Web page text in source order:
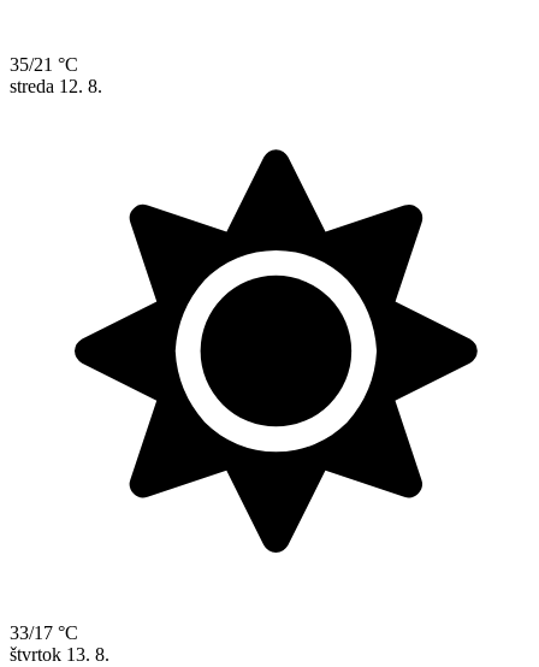
35/21 °C
streda 12. 8.
33/17 °C
štvrtok 13. 8.